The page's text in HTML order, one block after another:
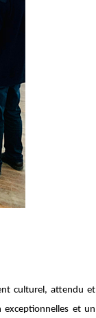
culturel, attendu et
exceptionnelles et un